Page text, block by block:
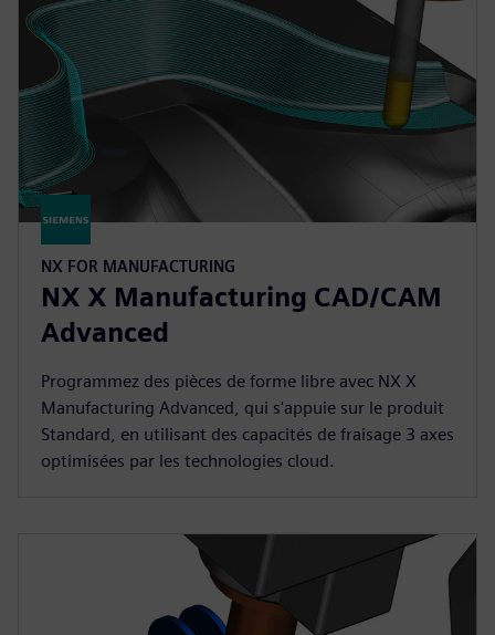
NX FOR MANUFACTURING
NX X Manufacturing CAD/CAM
Advanced
Programmez des pièces de forme libre avec NX X
Manufacturing Advanced, qui s'appuie sur le produit
Standard, en utilisant des capacités de fraisage 3 axes
optimisées par les technologies cloud.